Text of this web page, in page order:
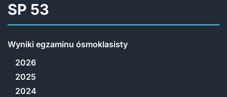
SP 53
Wyniki egzaminu ósmoklasisty
2026
2025
2024